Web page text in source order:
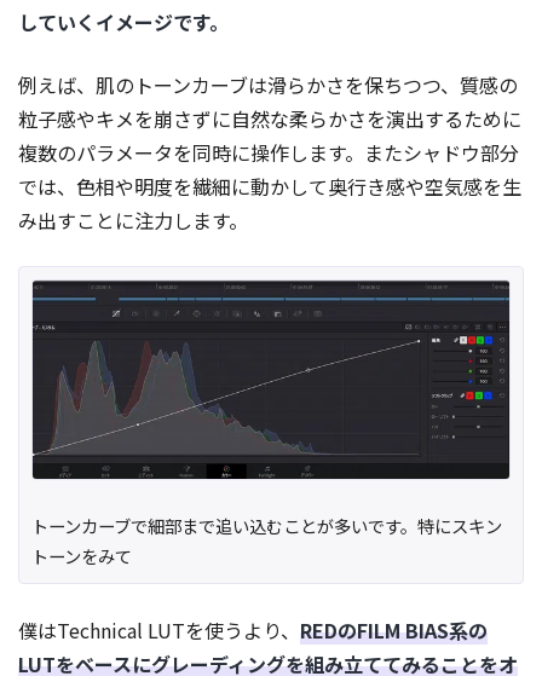
していくイメージです。
例えば、肌のトーンカーブは滑らかさを保ちつつ、質感の
粒子感やキメを崩さずに自然な柔らかさを演出するために
複数のパラメータを同時に操作します。またシャドウ部分
では、色相や明度を繊細に動かして奥行き感や空気感を生
み出すことに注力します。
トーンカーブで細部まで追い込むことが多いです。特にスキン
トーンをみて
僕はTechnical LUTを使うより、 REDのFILM BIAS系の
LUTをベースにグレーディングを組み立ててみることをオ